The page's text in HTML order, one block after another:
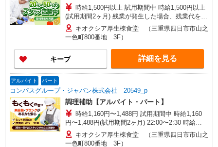
時給1,500円以上 試用期間中 時給1,500円以上
(試用期間2ヶ月) 残業が発生した場合、残業代を1
分単位で別途支給します。
キオクシア厚生棟食堂 （三重県四日市市山之
一色町800番地 3F）
キープ 詳細を見る
アルバイト パート
コンパスグループ・ジャパン株式会社 20549_p
調理補助【アルバイト・パート】
時給1,160円〜1,488円 試用期間中 時給1,160
円〜1,488円(試用期間2ヶ月) 22:00〜2:30 時給
1,450円以上 残業が発生した場合、残業代を1分単
位で別途支給します。
キオクシア厚生棟食堂 （三重県四日市市山之
一色町800番地 3F）